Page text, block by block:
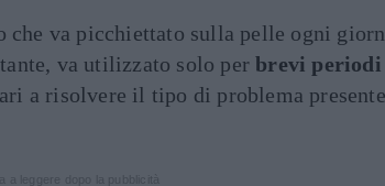
che va picchiettato sulla pelle ogni
va utilizzato solo per brevi periodi
a risolvere il tipo di problema presente